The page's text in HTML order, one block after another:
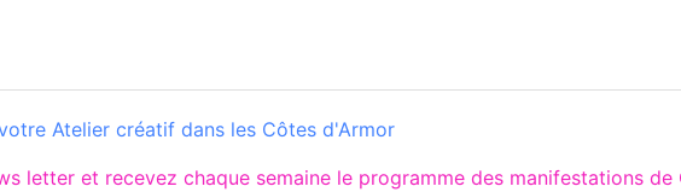
Atelier créatif dans les Côtes d'Armor
letter et recevez chaque semaine le programme des manifestations de